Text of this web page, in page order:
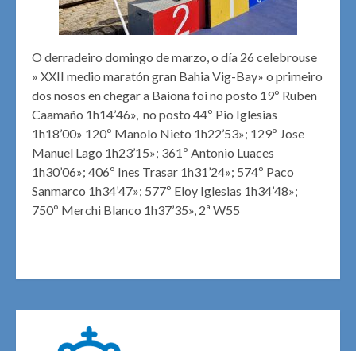
O derradeiro domingo de marzo, o día 26 celebrouse
» XXII medio maratón gran Bahia Vig-Bay» o primeiro
dos nosos en chegar a Baiona foi no posto 19º Ruben
Caamaño 1h14’46», no posto 44º Pio Iglesias
1h18’00» 120º Manolo Nieto 1h22’53»; 129º Jose
Manuel Lago 1h23’15»; 361º Antonio Luaces
1h30’06»; 406º Ines Trasar 1h31’24»; 574º Paco
Sanmarco 1h34’47»; 577º Eloy Iglesias 1h34’48»;
750º Merchi Blanco 1h37’35», 2ª W55